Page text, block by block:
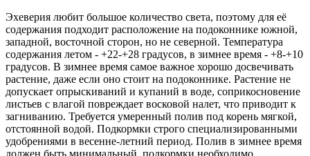
Эхеверия любит большое количество света, поэтому для её
содержания подходит расположение на подоконнике южной,
западной, восточной сторон, но не северной. Температура
содержания летом - +22-+28 градусов, в зимнее время - +8-+10
градусов. В зимнее время самое важное хорошо досвечивать
растение, даже если оно стоит на подоконнике. Растение не
допускает опрыскиваний и купаний в воде, соприкосновение
листьев с влагой повреждает восковой налет, что приводит к
загниванию. Требуется умеренный полив под корень мягкой,
отстоянной водой. Подкормки строго специализированными
удобрениями в весенне-летний период. Полив в зимнее время
должен быть минимальный, подкормки необходимо